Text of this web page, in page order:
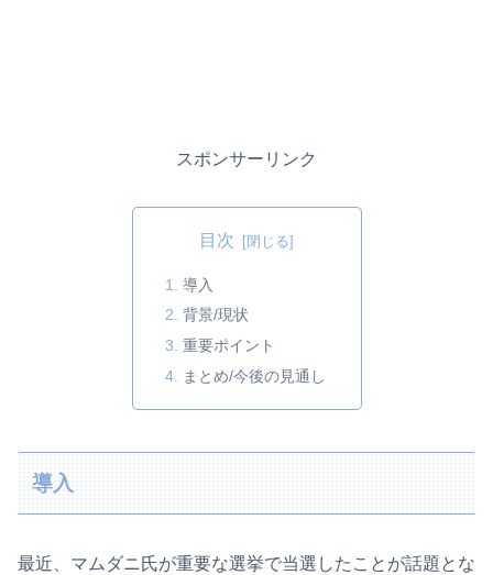
スポンサーリンク
目次
導入
背景/現状
重要ポイント
まとめ/今後の見通し
導入
最近、マムダニ氏が重要な選挙で当選したことが話題とな